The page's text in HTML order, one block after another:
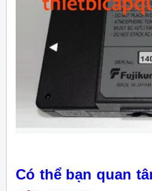
Có thể bạn quan